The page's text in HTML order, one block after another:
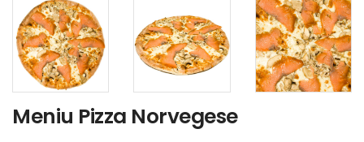
Meniu Pizza Norvegese